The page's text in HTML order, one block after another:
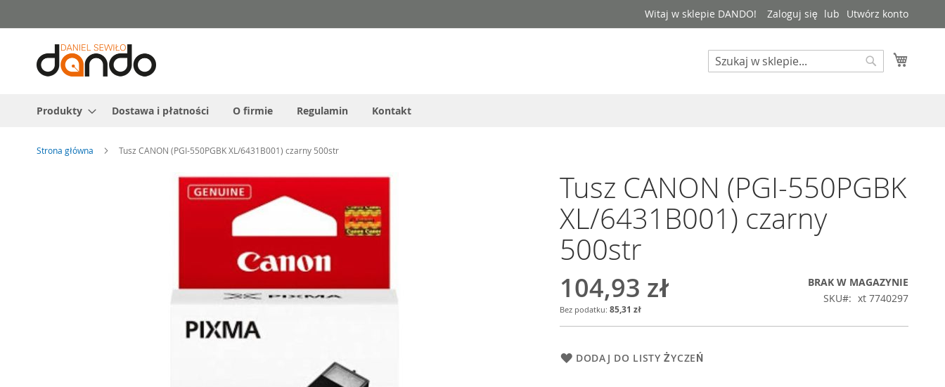
do
treści
Witaj w sklepie DANDO! Zaloguj się Utwórz konto
Search
Produkty Dostawa i płatności O firmie Regulamin Kontakt
Strona główna Tusz CANON (PGI-550PGBK XL/6431B001) czarny 500str
Tusz CANON (PGI-550PGBK
XL/6431B001) czarny
500str
104,93 zł
85,31 zł
BRAK W MAGAZYNIE
SKU
xt 7740297
DODAJ DO LISTY ŻYCZEŃ